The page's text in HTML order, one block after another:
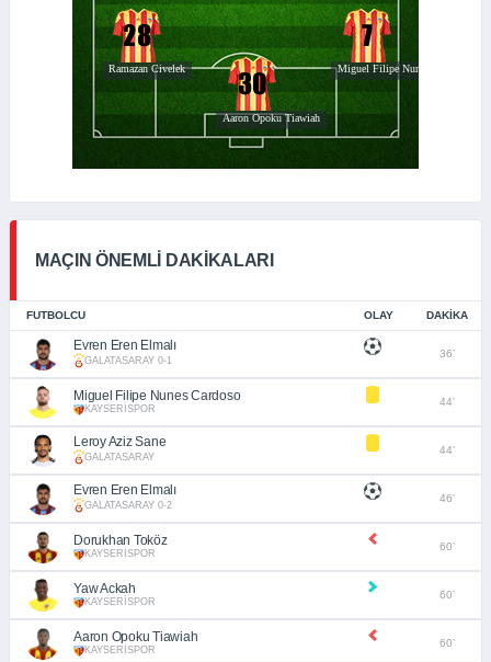
MAÇIN ÖNEMLİ DAKİKALARI
FUTBOLCU OLAY DAKIKA
Evren Eren Elmalı
GALATASARAY 0-1
36’
Miguel Filipe Nunes Cardoso
KAYSERİSPOR
44’
Leroy Aziz Sane
GALATASARAY
44’
Evren Eren Elmalı
GALATASARAY 0-2
46’
Dorukhan Toköz
KAYSERİSPOR
60’
Yaw Ackah
KAYSERİSPOR
60’
Aaron Opoku Tiawiah
KAYSERİSPOR
60’